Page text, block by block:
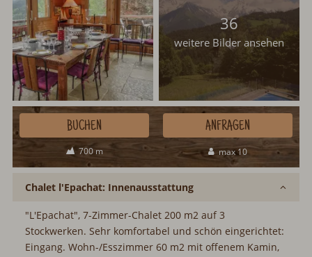
36
weitere Bilder ansehen
700 m max 10
BUCHEN ANFRAGEN
Chalet l'Epachat: Innenausstattung
"L'Epachat", 7-Zimmer-Chalet 200 m2 auf 3
Stockwerken. Sehr komfortabel und schön eingerichtet:
Eingang. Wohn-/Esszimmer 60 m2 mit offenem Kamin,